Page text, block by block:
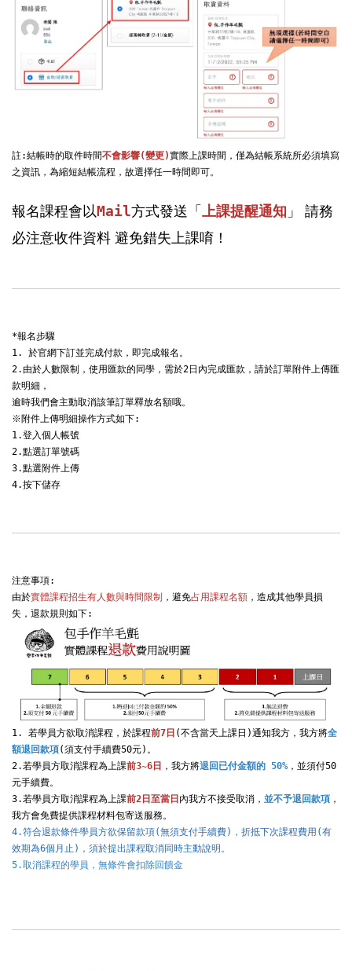
註:結帳時的取件時間不會影響(變更)實際上課時間，僅為結帳系統所必須填寫
之資訊，為縮短結帳流程，故選擇任一時間即可。
報名課程會以Mail方式發送「 上課提醒通知 」 請務
必注意收件資料 避免錯失上課唷！
*報名步驟
1. 於官網下訂並完成付款，即完成報名。
2.由於人數限制，使用匯款的同學，需於2日內完成匯款，請於訂單附件上傳匯
款明細，
逾時我們會主動取消該筆訂單釋放名額哦。
※附件上傳明細操作方式如下:
1.登入個人帳號
2.點選訂單號碼
3.點選附件上傳
4.按下儲存
注意事項:
由於實體課程招生有人數與時間限制 ，避免占用課程名額 ，造成其他學員損
1. 若學員方欲取消課程，於課程前7日 (不含當天上課日)通知我方，我方將全
額退回款項(須支付手續費50元)。
2.若學員方取消課程為上課前3~6日 ，我方將退回已付金額的 50% ，並須付50
元手續費。
3.若學員方取消課程為上課前2日至當日內我方不接受取消， 並不予退回款項 ，
4.符合退款條件學員方欲保留款項(無須支付手續費)，折抵下次課程費用(有
效期為6個月止)，須於提出課程取消同時主動說明。
5.取消課程的學員，無條件會扣除回饋金